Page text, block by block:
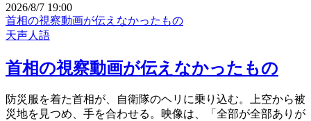
2026/8/7 19:00
首相の視察動画が伝えなかったもの
天声人語
首相の視察動画が伝えなかったもの
防災服を着た首相が、自衛隊のヘリに乗り込む。上空から被
災地を見つめ、手を合わせる。映像は、「全部が全部ありが